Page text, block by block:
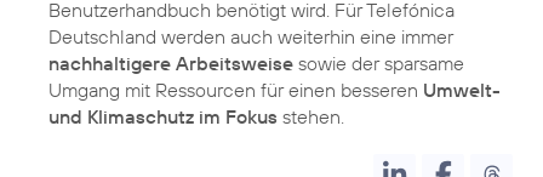
Benutzerhandbuch benötigt wird. Für Telefónica
Deutschland werden auch weiterhin eine immer
nachhaltigere Arbeitsweise sowie der sparsame
Umgang mit Ressourcen für einen besseren Umwelt-
und Klimaschutz im Fokus stehen.